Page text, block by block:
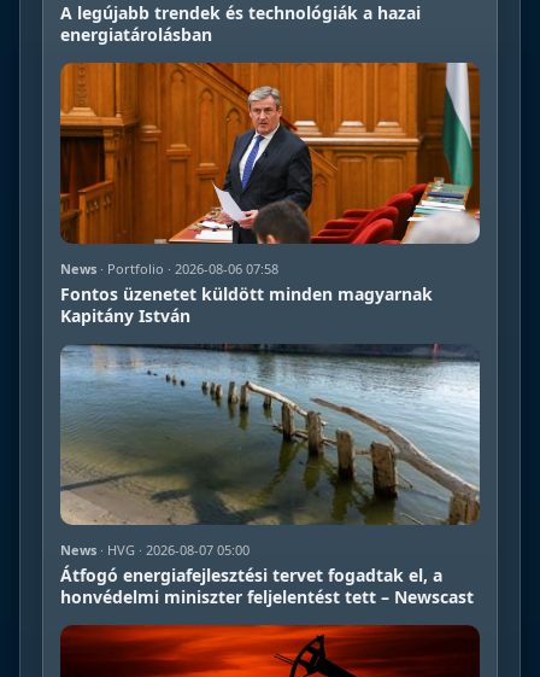
A legújabb trendek és technológiák a hazai
energiatárolásban
News · Portfolio · 2026-08-06 07:58
Fontos üzenetet küldött minden magyarnak
Kapitány István
News · HVG · 2026-08-07 05:00
Átfogó energiafejlesztési tervet fogadtak el, a
honvédelmi miniszter feljelentést tett – Newscast